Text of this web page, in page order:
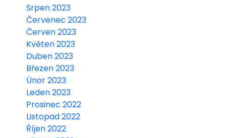
Srpen 2023
Červenec 2023
Červen 2023
Květen 2023
Duben 2023
Březen 2023
Únor 2023
Leden 2023
Prosinec 2022
Listopad 2022
Říjen 2022